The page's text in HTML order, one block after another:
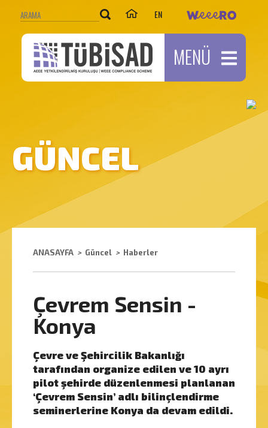
EN
MENÜ
GÜNCEL
ANASAYFA > Güncel >Haberler
Çevrem Sensin -
Konya
Çevre ve Şehircilik Bakanlığı
tarafından organize edilen ve 10 ayrı
pilot şehirde düzenlenmesi planlanan
‘Çevrem Sensin’ adlı bilinçlendirme
seminerlerine Konya da devam edildi.